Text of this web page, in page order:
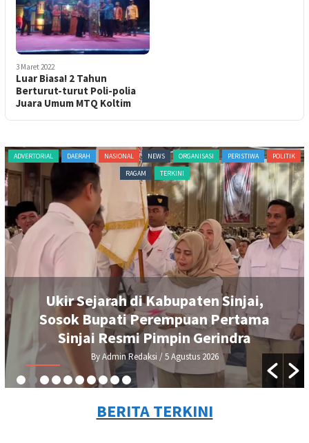
3 Maret 2022
Luar Biasa! 2 Tahun
Berturut-turut Poli-polia
Juara Umum MTQ Koltim
ADVERTORIAL DAERAH NASIONAL NEWS ORGANISASI PERISTIWA
POLITIK
RAGAM
TERKINI
Ukir Sejarah di Kabupaten Sinjai,
Sosok Bupati Perempuan Pertama
Sinjai Resmi Pimpin Gerindra
By Admin Redaksi / 5 Agustus 2026
BERITA TERKINI